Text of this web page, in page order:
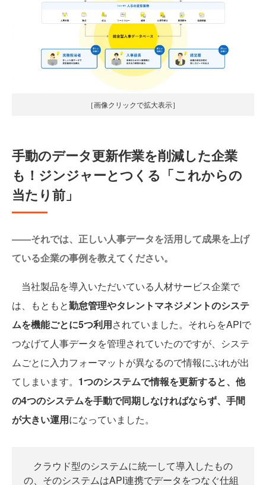
［画像クリックで拡大表示］
手動のデータ更新作業を削減した企業
も！ジンジャーとつくる「これからの
当たり前」
——それでは、正しい人事データを活用して成果を上げ
ている企業の事例を教えてください。
当社製品を導入いただいている人材サービス企業で
は、もともと勤怠管理やタレントマネジメントのシステ
ムを機能ごとに5つ利用されていました。それらをAPIで
つなげて人事データを管理されていたのですが、システ
ムごとに入力フォーマットが異なるので情報にぶれが出
てしまいます。 1つのシステムで情報を更新すると、他
の4つのシステムを手動で同期しなければならず、手間
が大きい運用になっていました。
クラウド型のシステムに統一して導入したもの
の、そのシステムはAPI連携でデータをつなぐ仕組